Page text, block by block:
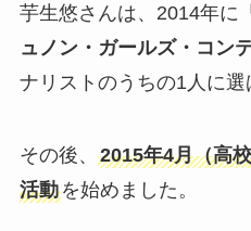
芋生悠さんは、2014年に
ュノン・ガールズ・コン
ナリストのうちの1人に選
その後、 2015年4月（高
活動を始めました。